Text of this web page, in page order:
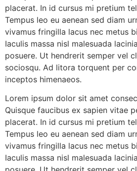
placerat. In id cursus mi pretium
Tempus leo eu aenean sed diam
vivamus fringilla lacus nec metus
Iaculis massa nisl malesuada
posuere. Ut hendrerit semper vel
sociosqu. Ad litora torquent per
inceptos himenaeos.
Lorem ipsum dolor sit amet
Quisque faucibus ex sapien vitae
placerat. In id cursus mi pretium
Tempus leo eu aenean sed diam
vivamus fringilla lacus nec metus
Iaculis massa nisl malesuada